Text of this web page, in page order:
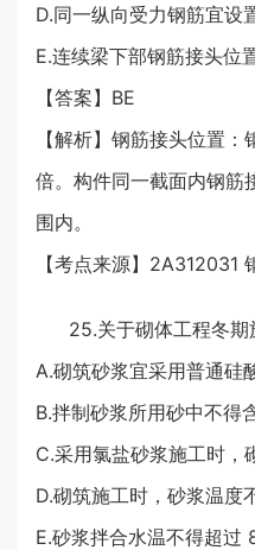
D.同一纵向受力钢筋宜设
E.连续梁下部钢筋接头位
【答案】BE
【解析】钢筋接头位置
倍。构件同一截面内钢筋
围内。
【考点来源】2A312031
25.关于砌体工程冬期
A.砌筑砂浆宜采用普通硅
B.拌制砂浆所用砂中不得
C.采用氯盐砂浆施工时，
D.砌筑施工时，砂浆温
E.砂浆拌合水温不得超